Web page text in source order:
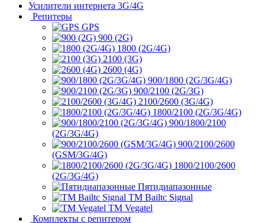
Усилители интернета 3G/4G
Репитеры
GPS
900 (2G)
1800 (2G/4G)
2100 (3G)
2600 (4G)
900/1800 (2G/3G/4G)
900/2100 (2G/3G)
2100/2600 (3G/4G)
1800/2100 (2G/3G/4G)
900/1800/2100
(2G/3G/4G)
900/2100/2600
(GSM/3G/4G)
1800/2100/2600
(2G/3G/4G)
Пятидиапазонные
ТМ Bailtc Signal
ТМ Vegatel
Комплекты с репитером